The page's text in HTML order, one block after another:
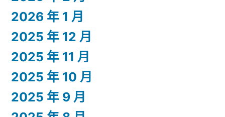
2026 年 1 月
2025 年 12 月
2025 年 11 月
2025 年 10 月
2025 年 9 月